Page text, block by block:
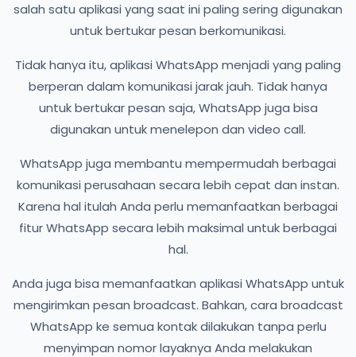
salah satu aplikasi yang saat ini paling sering digunakan
untuk bertukar pesan berkomunikasi.
Tidak hanya itu, aplikasi WhatsApp menjadi yang paling
berperan dalam komunikasi jarak jauh. Tidak hanya
untuk bertukar pesan saja, WhatsApp juga bisa
digunakan untuk menelepon dan video call.
WhatsApp juga membantu mempermudah berbagai
komunikasi perusahaan secara lebih cepat dan instan.
Karena hal itulah Anda perlu memanfaatkan berbagai
fitur WhatsApp secara lebih maksimal untuk berbagai
hal.
Anda juga bisa memanfaatkan aplikasi WhatsApp untuk
mengirimkan pesan broadcast. Bahkan, cara broadcast
WhatsApp ke semua kontak dilakukan tanpa perlu
menyimpan nomor layaknya Anda melakukan